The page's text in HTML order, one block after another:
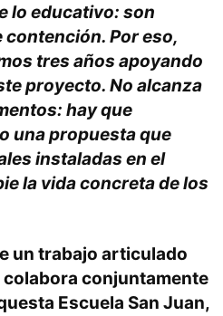
lo educativo: son
Por eso,
tres años apoyando
proyecto. No alcanza
hay que
una propuesta que
instaladas en el
la vida concreta de los
un trabajo articulado
colabora conjuntamente
Escuela San Juan,